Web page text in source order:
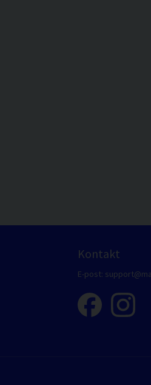
Kontakt
E-post: